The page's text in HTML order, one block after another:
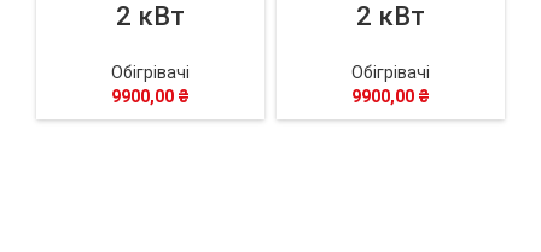
2 кВт
Обігрівачі
9900,00 ₴
2 кВт
Обігрівачі
9900,00 ₴